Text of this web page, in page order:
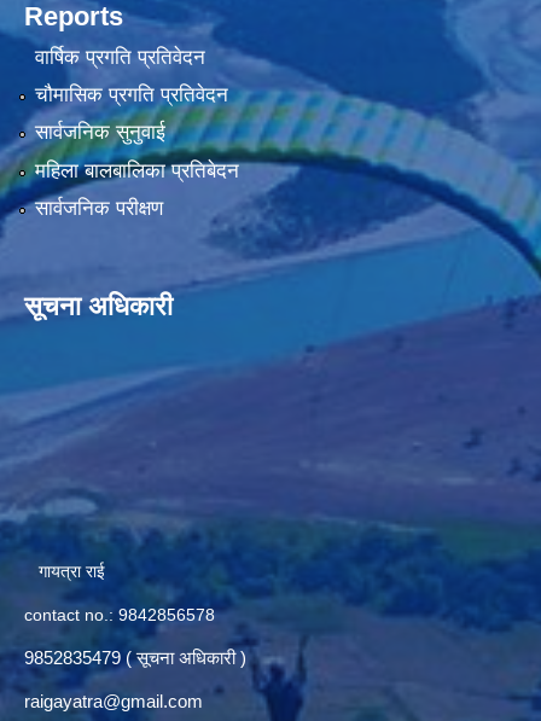
Reports
वार्षिक प्रगति प्रतिवेदन
चौमासिक प्रगति प्रतिवेदन
सार्वजनिक सुनुवाई
महिला बालबालिका प्रतिबेदन
सार्वजनिक परीक्षण
सूचना अधिकारी
गायत्रा राई
contact no.: 9842856578
9852835479 ( सूचना अधिकारी )
raigayatra@gmail.com